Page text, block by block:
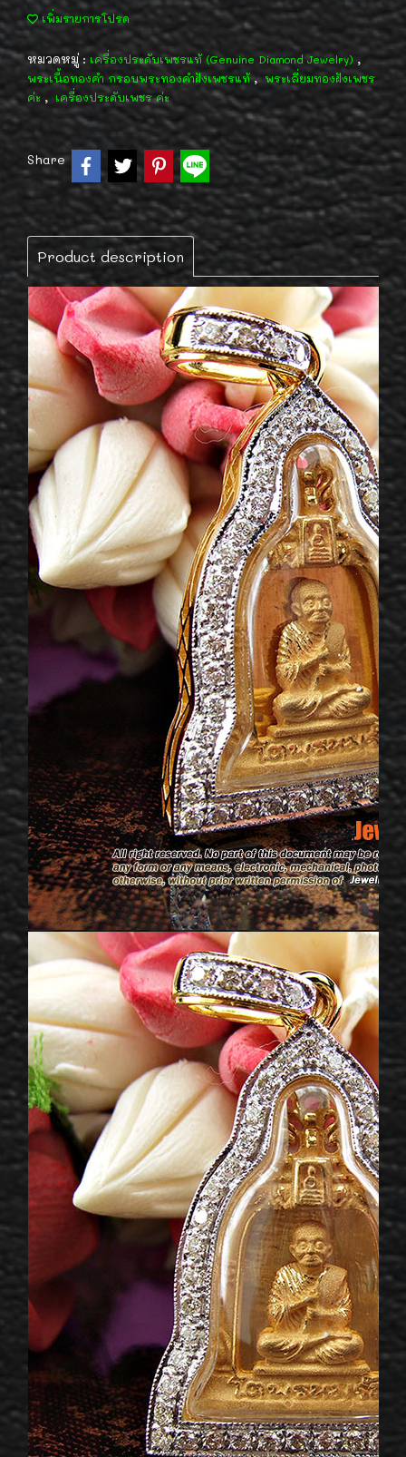
เพิ่มรายการโปรด
หมวดหมู่ : เครื่องประดับเพชรแท้ (Genuine Diamond Jewelry) ,
พระเนื้อทองคำ กรอบพระทองคำฝังเพชรแท้, พระเลี่ยมทองฝังเพชร
ค่ะ , เครื่องประดับเพชร ค่ะ
Share
Product description